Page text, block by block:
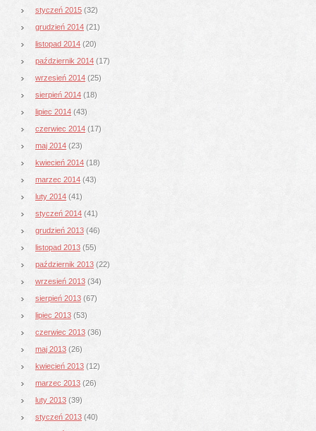
styczeń 2015 (32)
grudzień 2014 (21)
listopad 2014 (20)
październik 2014 (17)
wrzesień 2014 (25)
sierpień 2014 (18)
lipiec 2014 (43)
czerwiec 2014 (17)
maj 2014 (23)
kwiecień 2014 (18)
marzec 2014 (43)
luty 2014 (41)
styczeń 2014 (41)
grudzień 2013 (46)
listopad 2013 (55)
październik 2013 (22)
wrzesień 2013 (34)
sierpień 2013 (67)
lipiec 2013 (53)
czerwiec 2013 (36)
maj 2013 (26)
kwiecień 2013 (12)
marzec 2013 (26)
luty 2013 (39)
styczeń 2013 (40)